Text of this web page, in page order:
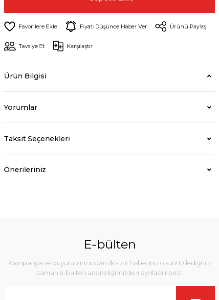
Fiyatı Düşünce Haber Ver Ürünü Paylaş
Tavsiye Et Karşılaştır
Ürün Bilgisi
Yorumlar
Taksit Seçenekleri
Önerileriniz
E-bülten
Kampanya ve duyurularımızdan ilk sizin haberiniz olsun! Dilediğiniz
zaman e-bülten aboneliğimizden ayrılabilirsiniz.